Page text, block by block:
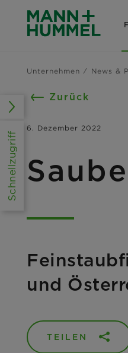
Unternehmen News &
Zurück
6. Dezember 2022
und
TEILEN
Schnellzugriff